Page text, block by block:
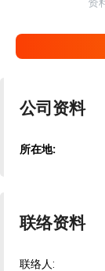
公司资料
所在地:
联络资料
联络人: